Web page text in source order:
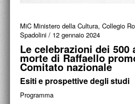
COLLEZIONE
ACCADEMIA NAZIONALE DI SAN
I.E.D. / ROMA
MiC Ministero della Cultura, Collegio
Spadolini / 12 gennaio 2024
Le celebrazioni dei 500
morte di Raffaello
Comitato nazionale
Esiti e prospettive degli studi
Programma